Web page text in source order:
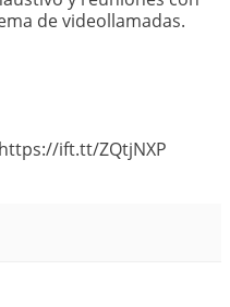
de videollamadas.
ift.tt/ZQtjNXP